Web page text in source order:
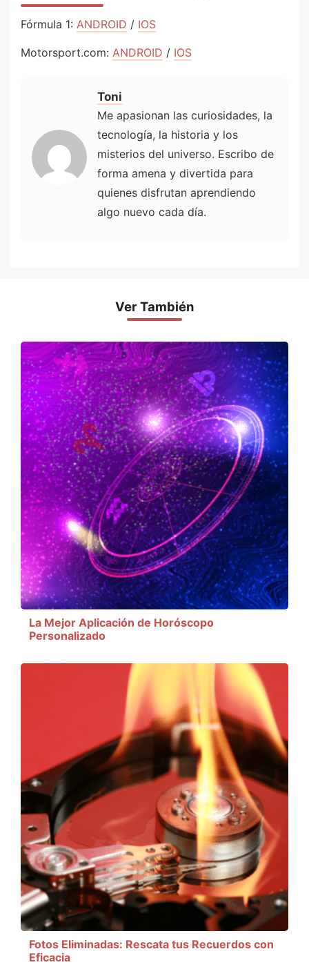
Fórmula 1: ANDROID / IOS
Motorsport.com: ANDROID / IOS
Toni
Me apasionan las curiosidades, la
tecnología, la historia y los
misterios del universo. Escribo de
forma amena y divertida para
quienes disfrutan aprendiendo
algo nuevo cada día.
Ver También
La Mejor Aplicación de Horóscopo
Personalizado
Fotos Eliminadas: Rescata tus Recuerdos con
Eficacia